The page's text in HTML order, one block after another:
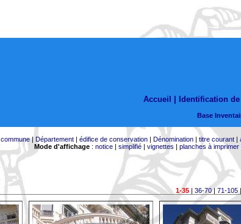
Accueil | Identification
Base
commune| Département| édifice de conservation| Dénomination| titre courant|
Mode d'affichage: notice| simplifié| vignettes | planches à imprimer
1-35| 36-70| 71-105